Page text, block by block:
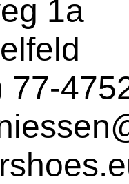
1a
77-